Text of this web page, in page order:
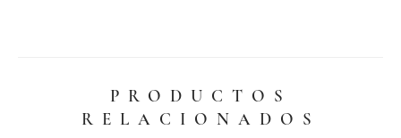
PRODUCTOS
RELACIONADOS